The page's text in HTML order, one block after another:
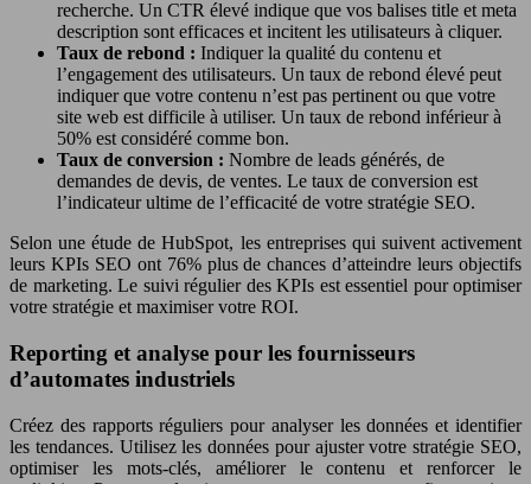
recherche. Un CTR élevé indique que vos balises title et meta
description sont efficaces et incitent les utilisateurs à cliquer.
Taux de rebond : Indiquer la qualité du contenu et
l’engagement des utilisateurs. Un taux de rebond élevé peut
indiquer que votre contenu n’est pas pertinent ou que votre
site web est difficile à utiliser. Un taux de rebond inférieur à
50% est considéré comme bon.
Taux de conversion : Nombre de leads générés, de
demandes de devis, de ventes. Le taux de conversion est
l’indicateur ultime de l’efficacité de votre stratégie SEO.
Selon une étude de HubSpot, les entreprises qui suivent activement
leurs KPIs SEO ont 76% plus de chances d’atteindre leurs objectifs
de marketing. Le suivi régulier des KPIs est essentiel pour optimiser
votre stratégie et maximiser votre ROI.
Reporting et analyse pour les fournisseurs
d’automates industriels
Créez des rapports réguliers pour analyser les données et identifier
les tendances. Utilisez les données pour ajuster votre stratégie SEO,
optimiser les mots-clés, améliorer le contenu et renforcer le